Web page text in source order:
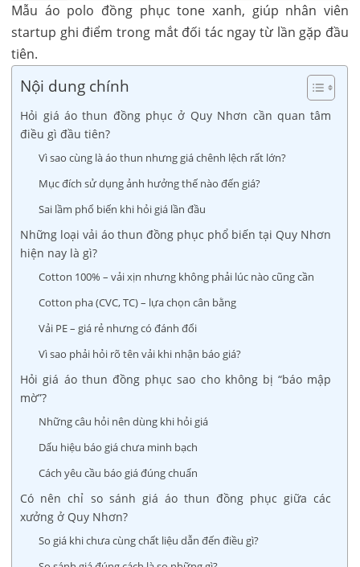
Mẫu áo polo đồng phục tone xanh, giúp nhân viên
startup ghi điểm trong mắt đối tác ngay từ lần gặp đầu
tiên.
Nội dung chính
Hỏi giá áo thun đồng phục ở Quy Nhơn cần quan tâm
điều gì đầu tiên?
Vì sao cùng là áo thun nhưng giá chênh lệch rất lớn?
Mục đích sử dụng ảnh hưởng thế nào đến giá?
Sai lầm phổ biến khi hỏi giá lần đầu
Những loại vải áo thun đồng phục phổ biến tại Quy Nhơn
hiện nay là gì?
Cotton 100% – vải xịn nhưng không phải lúc nào cũng cần
Cotton pha (CVC, TC) – lựa chọn cân bằng
Vải PE – giá rẻ nhưng có đánh đổi
Vì sao phải hỏi rõ tên vải khi nhận báo giá?
Hỏi giá áo thun đồng phục sao cho không bị “báo mập
mờ”?
Những câu hỏi nên dùng khi hỏi giá
Dấu hiệu báo giá chưa minh bạch
Cách yêu cầu báo giá đúng chuẩn
Có nên chỉ so sánh giá áo thun đồng phục giữa các
xưởng ở Quy Nhơn?
So giá khi chưa cùng chất liệu dẫn đến điều gì?